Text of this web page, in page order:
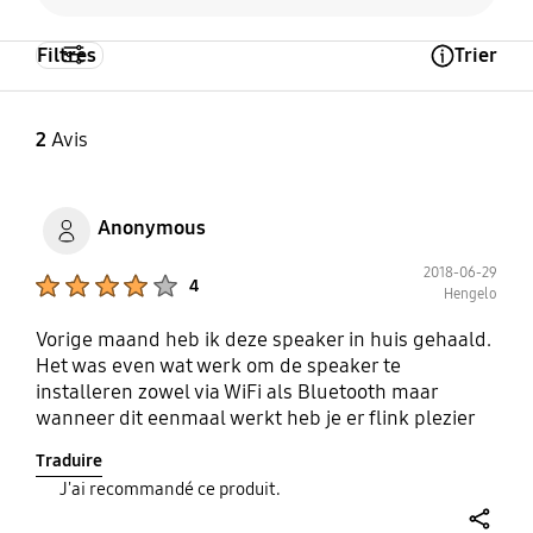
2 Avis
Filtres Trier
Anonymous
4
2018-06-29
Hengelo
Vorige maand heb ik deze speaker in huis gehaald.
Het was even wat werk om de speaker te
installeren zowel via WiFi als Bluetooth maar
wanneer dit eenmaal werkt heb je er flink plezier
vierkante vorm. Het geluid, waar het uiteindelijk on
draait, is top! De treble en bass zijn aan te passen
in de app. Het geluid is daarom super. De volume
Traduire
J'ai recommandé ce produit.